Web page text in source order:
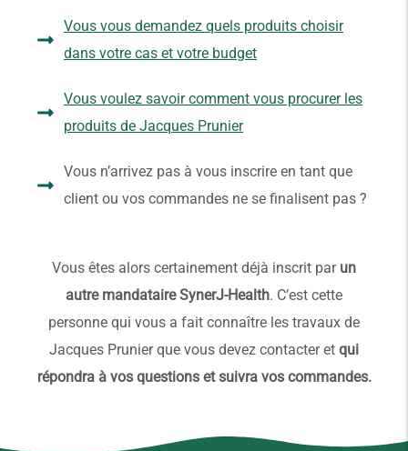
Vous vous demandez quels produits choisir
dans votre cas et votre budget
Vous voulez savoir comment vous procurer les
produits de Jacques Prunier
Vous n’arrivez pas à vous inscrire en tant que
client ou vos commandes ne se finalisent pas ?
Vous êtes alors certainement déjà inscrit par un
autre mandataire SynerJ-Health. C’est cette
personne qui vous a fait connaître les travaux de
Jacques Prunier que vous devez contacter et qui
répondra à vos questions et suivra vos commandes.